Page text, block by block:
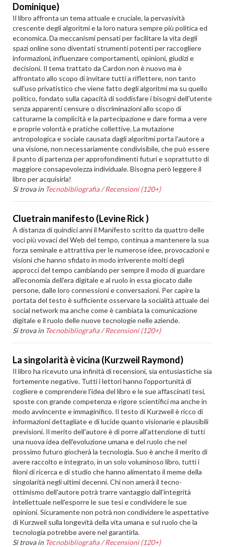
Dominique)
Il libro affronta un tema attuale e cruciale, la pervasività
crescente degli algoritmi e la loro natura sempre più politica ed
economica. Da meccanismi pensati per facilitare la vita degli
spazi online sono diventati strumenti potenti per raccogliere
informazioni, influenzare comportamenti, opinioni, giudizi e
decisioni. Il tema trattato da Cardon non è nuovo ma è
affrontato allo scopo di invitare tutti a riflettere, non tanto
sull'uso privatistico che viene fatto degli algoritmi ma su quello
politico, fondato sulla capacità di soddisfare i bisogni dell'utente
senza apparenti censure o discriminazioni allo scopo di
catturarne la complicità e la partecipazione e dare forma a vere
e proprie volontà e pratiche collettive. La mutazione
antropologica e sociale causata dagli algoritmi porta l'autore a
una visione, non necessariamente condivisibile, che può essere
il punto di partenza per approfondimenti futuri e soprattutto di
maggiore consapevolezza individuale. Bisogna però leggere il
libro per acquisirla!
Si trova in Tecnobibliografia /Recensioni (120+)
Cluetrain manifesto (Levine Rick )
A distanza di quindici anni il Manifesto scritto da quattro delle
voci più vovaci del Web del tempo, continua a mantenere la sua
forza seminale e attrattiva per le numerose idee, provocazioni e
visioni che hanno sfidato in modo irriverente molti degli
approcci del tempo cambiando per sempre il modo di guardare
all'economia dell'era digitale e al ruolo in essa giocato dalle
persone, dalle loro connessioni e conversazioni. Per capire la
portata del testo è sufficiente osservare la socialità attuale dei
social network ma anche come è cambiata la comunicazione
digitale e il ruolo delle nuove tecnologie nelle aziende.
Si trova in Tecnobibliografia /Recensioni (120+)
La singolarità è vicina (Kurzweil Raymond)
Il libro ha ricevuto una infinità di recensioni, sia entusiastiche sia
fortemente negative. Tutti i lettori hanno l'opportunità di
cogliere e comprendere l'idea del libro e le sue affascinati tesi,
sposte con grande competenza e rigore scientifici ma anche in
modo avvincente e immaginifico. Il testo di Kurzweil è ricco di
informazioni dettagliate e di lucide quanto visionarie e plausibili
previsioni. Il merito dell'autore è di porre all'attenzione di tutti
una nuova idea dell'evoluzione umana e del ruolo che nel
prossimo futuro giocherà la tecnologia. Suo è anche il merito di
avere raccolto e integrato, in un solo voluminoso libro, tutti i
filoni di ricerca e di studio che hanno alimentato il meme della
singolarità negli ultimi decenni. Chi non amerà il tecno-
ottimismo dell'autore potrà trarre vantaggio dall'integrità
intellettuale nell'esporre le sue tesi e condividere le sue
opinioni. Sicuramente non potrà non condividere le aspettative
di Kurzweil sulla longevità della vita umana e sul ruolo che la
tecnologia potrebbe avere nel garantirla.
Si trova in Tecnobibliografia /Recensioni (120+)